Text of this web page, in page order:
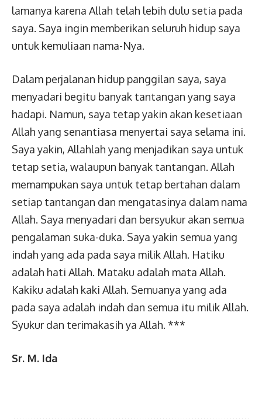
lamanya karena Allah telah lebih dulu setia pada
saya. Saya ingin memberikan seluruh hidup saya
untuk kemuliaan nama-Nya.
Dalam perjalanan hidup panggilan saya, saya
menyadari begitu banyak tantangan yang saya
hadapi. Namun, saya tetap yakin akan kesetiaan
Allah yang senantiasa menyertai saya selama ini.
Saya yakin, Allahlah yang menjadikan saya untuk
tetap setia, walaupun banyak tantangan. Allah
memampukan saya untuk tetap bertahan dalam
setiap tantangan dan mengatasinya dalam nama
Allah. Saya menyadari dan bersyukur akan semua
pengalaman suka-duka. Saya yakin semua yang
indah yang ada pada saya milik Allah. Hatiku
adalah hati Allah. Mataku adalah mata Allah.
Kakiku adalah kaki Allah. Semuanya yang ada
pada saya adalah indah dan semua itu milik Allah.
Syukur dan terimakasih ya Allah. ***
Sr. M. Ida